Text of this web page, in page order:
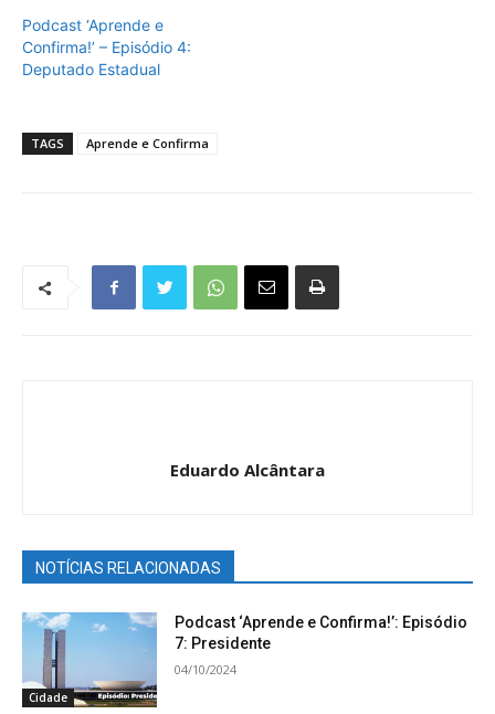
Podcast ‘Aprende e
Confirma!’ – Episódio 4:
Deputado Estadual
TAGS Aprende e Confirma
Eduardo Alcântara
NOTÍCIAS RELACIONADAS
Cidade
Podcast ‘Aprende e Confirma!’: Episódio
7: Presidente
04/10/2024